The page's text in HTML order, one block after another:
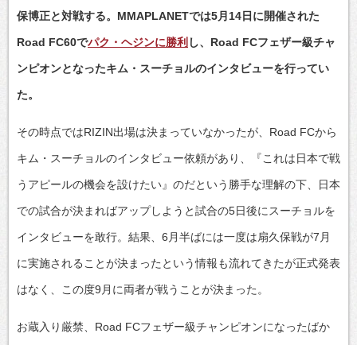
保博正と対戦する。MMAPLANETでは5月14日に開催された
Road FC60でパク・ヘジンに勝利 し、Road FCフェザー級チャ
ンピオンとなったキム・スーチョルのインタビューを行ってい
た。
その時点ではRIZIN出場は決まっていなかったが、Road FCから
キム・スーチョルのインタビュー依頼があり、『これは日本で戦
うアピールの機会を設けたい』のだという勝手な理解の下、日本
での試合が決まればアップしようと試合の5日後にスーチョルを
インタビューを敢行。結果、6月半ばには一度は扇久保戦が7月
に実施されることが決まったという情報も流れてきたが正式発表
はなく、この度9月に両者が戦うことが決まった。
お蔵入り厳禁、Road FCフェザー級チャンピオンになったばか